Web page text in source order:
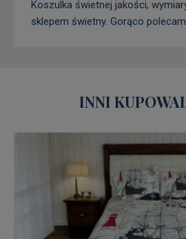
Koszulka świetnej jakości,
sklepem świetny. Gorąco
INNI